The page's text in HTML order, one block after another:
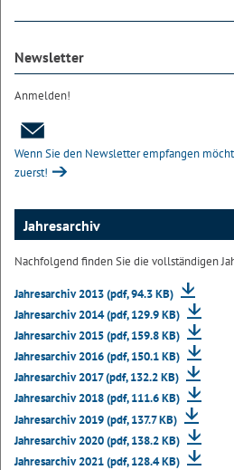
Newsletter
Anmelden!
Wenn Sie den Newsletter empfangen
zuerst!
Jahresarchiv
Nachfolgend finden Sie die vollständigen
Jahresarchiv 2013 (pdf, 94.3 KB)
Jahresarchiv 2014 (pdf, 129.9 KB)
Jahresarchiv 2015 (pdf, 159.8 KB)
Jahresarchiv 2016 (pdf, 150.1 KB)
Jahresarchiv 2017 (pdf, 132.2 KB)
Jahresarchiv 2018 (pdf, 111.6 KB)
Jahresarchiv 2019 (pdf, 137.7 KB)
Jahresarchiv 2020 (pdf, 138.2 KB)
Jahresarchiv 2021 (pdf, 128.4 KB)